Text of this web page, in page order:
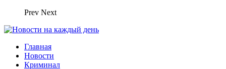
Prev Next
Главная
Новости
Криминал